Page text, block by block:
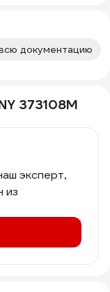
документацию
373108M
эксперт,
из